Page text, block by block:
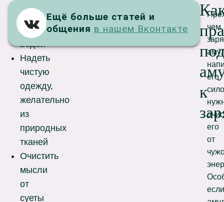
Омыться
чистой
водой
Надеть
чистую
одежду,
желательно
из
природных
тканей
Очистить
мысли
от
суеты
ВКонтакте
Ещё больше статей и
общения в нашем Вконтакте
к
чем
его
его
от
если